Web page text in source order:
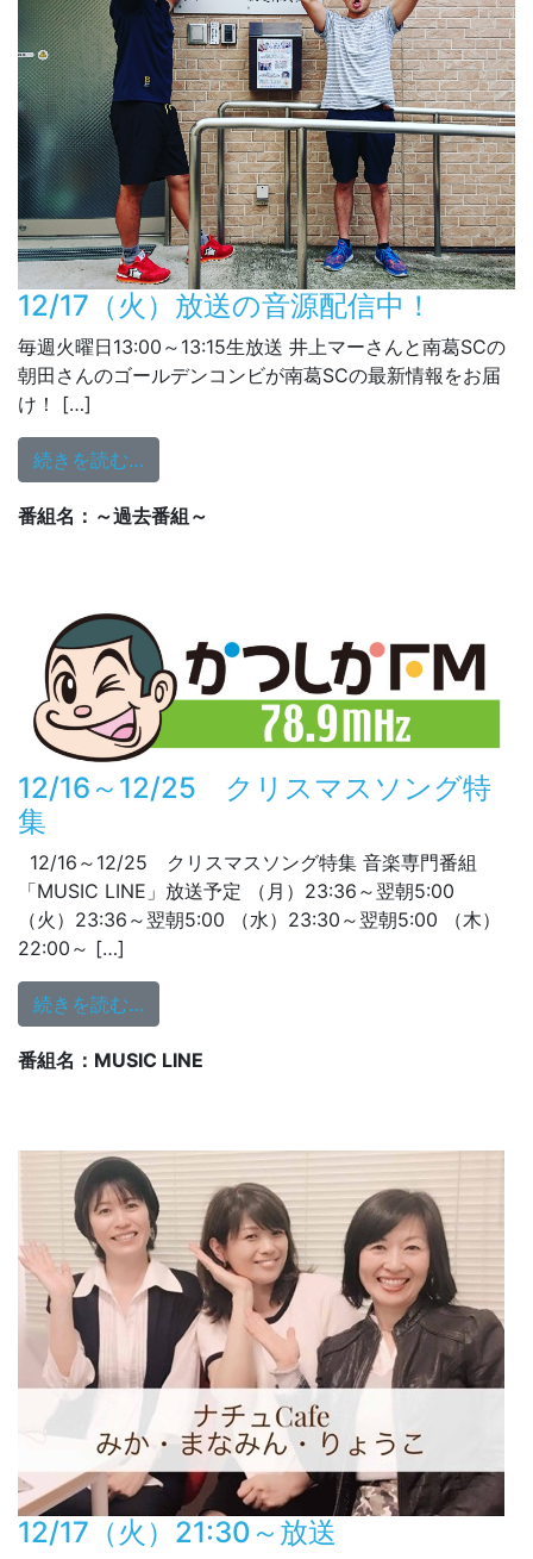
12/17（火）放送の音源配信中！
毎週火曜日13:00～13:15生放送 井上マーさんと南葛SCの
朝田さんのゴールデンコンビが南葛SCの最新情報をお届
け！ […]
続きを読む…
番組名：～過去番組～
12/16～12/25 クリスマスソング特
集
12/16～12/25 クリスマスソング特集 音楽専門番組
「MUSIC LINE」放送予定 （月）23:36～翌朝5:00
（火）23:36～翌朝5:00 （水）23:30～翌朝5:00 （木）
22:00～ […]
続きを読む…
番組名：MUSIC LINE
12/17（火）21:30～放送